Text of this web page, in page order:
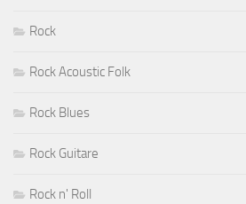
Rock
Rock Acoustic Folk
Rock Blues
Rock Guitare
Rock n' Roll